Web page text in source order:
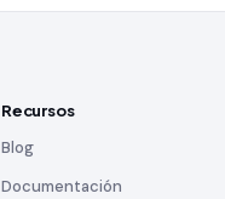
Recursos
Blog
Documentación